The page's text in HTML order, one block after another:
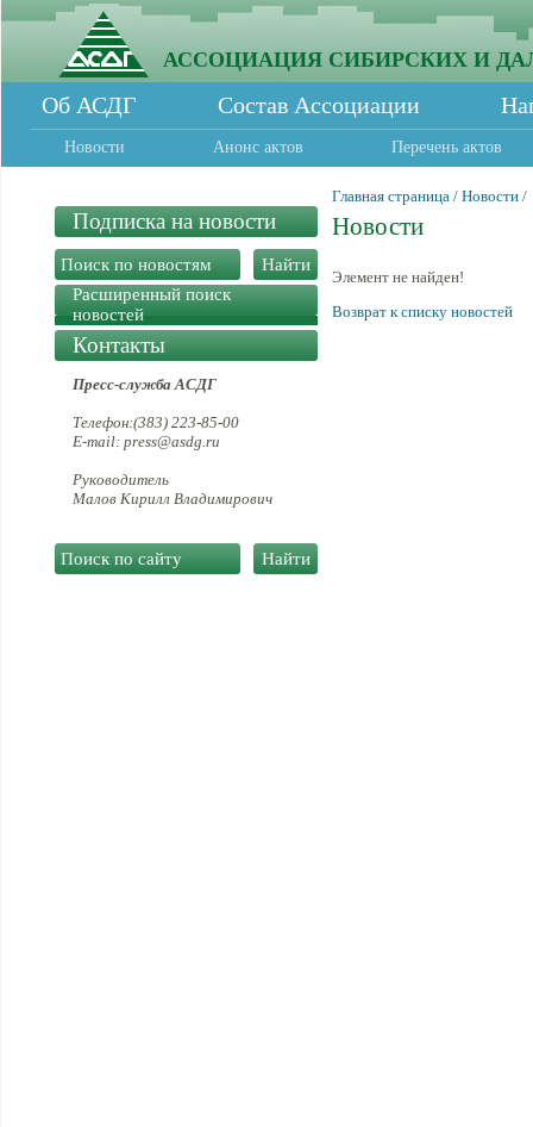
АССОЦИАЦИЯ СИБИРСКИХ И
Об АСДГ Состав Ассоциации
Новости Анонс актов Перечень актов
Подписка на новости
Расширенный поиск
новостей
Контакты
Пресс-служба АСДГ
Телефон:(383) 223-85-00
E-mail: press@asdg.ru
Руководитель
Малов Кирилл Владимирович
Главная страница / Новости /
Новости
Элемент не найден!
Возврат к списку новостей